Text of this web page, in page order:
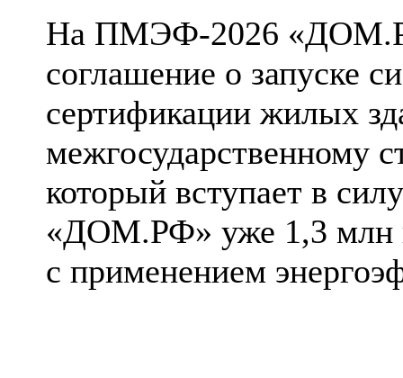
На ПМЭФ-2026
соглашение о запуске
сертификации жилых
межгосударственному
который вступает в
«ДОМ.РФ» уже 1,3 млн
с применением